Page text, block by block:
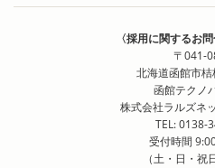
〈採用に関するお
〒041-
北海道函館市
函館テクノ
株式会社ラルズネ
TEL: 0138-
受付時間
（土・日・祝